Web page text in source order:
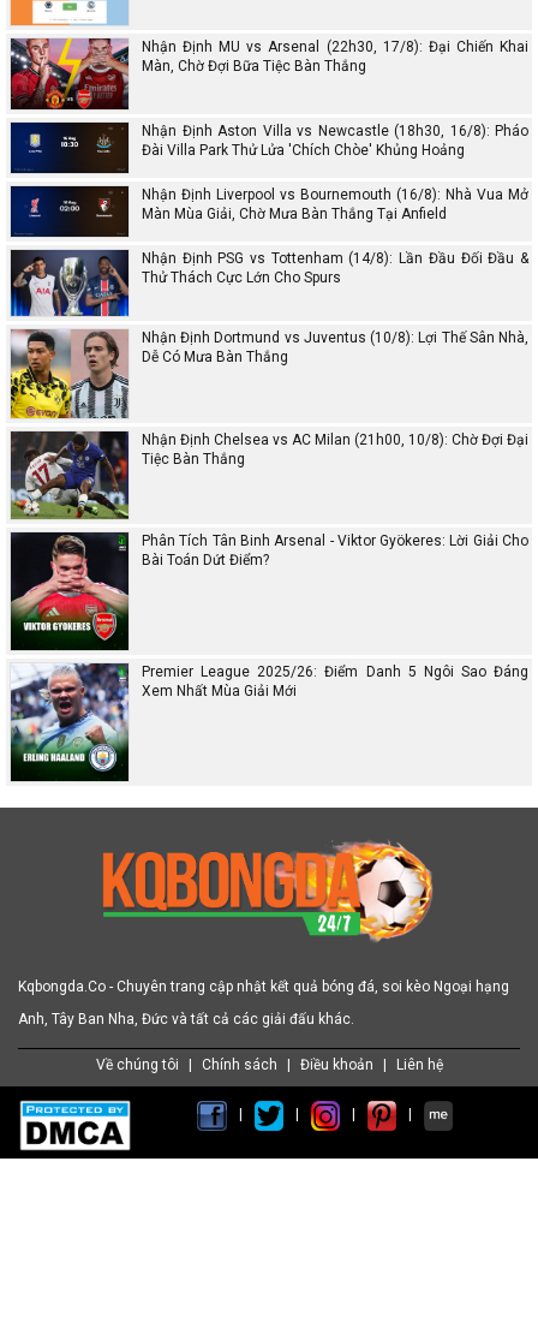
Nhận Định MU vs Arsenal (22h30, 17/8): Đại Chiến Khai
Màn, Chờ Đợi Bữa Tiệc Bàn Thắng
Nhận Định Aston Villa vs Newcastle (18h30, 16/8): Pháo
Đài Villa Park Thử Lửa 'Chích Chòe' Khủng Hoảng
Nhận Định Liverpool vs Bournemouth (16/8): Nhà Vua Mở
Màn Mùa Giải, Chờ Mưa Bàn Thắng Tại Anfield
Nhận Định PSG vs Tottenham (14/8): Lần Đầu Đối Đầu &
Thử Thách Cực Lớn Cho Spurs
Nhận Định Dortmund vs Juventus (10/8): Lợi Thế Sân Nhà,
Dễ Có Mưa Bàn Thắng
Nhận Định Chelsea vs AC Milan (21h00, 10/8): Chờ Đợi Đại
Tiệc Bàn Thắng
Phân Tích Tân Binh Arsenal - Viktor Gyökeres: Lời Giải Cho
Bài Toán Dứt Điểm?
Premier League 2025/26: Điểm Danh 5 Ngôi Sao Đáng
Xem Nhất Mùa Giải Mới
Kqbongda.Co - Chuyên trang cập nhật kết quả bóng đá, soi kèo Ngoại hạng
Anh, Tây Ban Nha, Đức và tất cả các giải đấu khác.
Về chúng tôi Chính sách Điều khoản Liên hệ